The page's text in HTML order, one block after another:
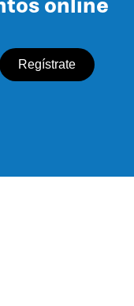
online